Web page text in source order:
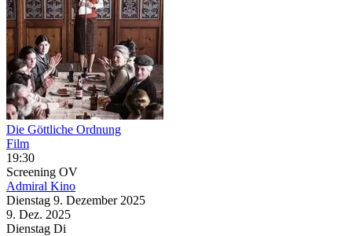
Die Göttliche Ordnung
Film
19:30
Screening OV
Admiral Kino
Dienstag 9. Dezember 2025
9. Dez. 2025
Dienstag Di